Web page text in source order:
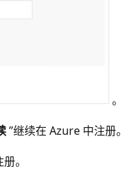
。
”继续在 Azure 中注册。
。